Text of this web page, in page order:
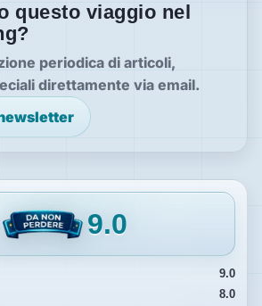
questo viaggio nel
periodica di articoli,
direttamente via email.
9.0
9.0
8.0